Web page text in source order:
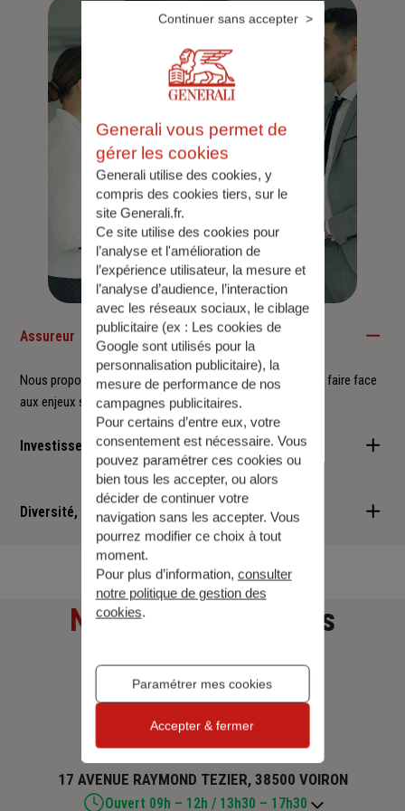
Assureur
Nous proposons à nos clients des solutions durables pour faire face
aux enjeux sociétaux et environnementaux.
Investisseur responsable
Nous sommes convaincus qu'il est possible d'allier performance
financière et retombées positives : cette vision est au cœur des
services que nous vous proposons.
Diversité, Equité, Inclusion
Nous faisons de la diversité, de l'équité et de l'inclusion un
engagement quotidien.
Notre adresse
et nos
horaires
D. BADIN ET E. HENRY
17 AVENUE RAYMOND TEZIER, 38500 VOIRON
Ouvert 09h – 12h / 13h30 – 17h30
Generali vous permet de
gérer les cookies
Generali utilise des cookies, y
compris des cookies tiers, sur le
site Generali.fr.
Ce site utilise des cookies pour
l’analyse et l'amélioration de
l’expérience utilisateur, la mesure et
l’analyse d’audience, l’interaction
avec les réseaux sociaux, le ciblage
publicitaire (ex : Les cookies de
Google sont utilisés pour la
personnalisation publicitaire), la
mesure de performance de nos
campagnes publicitaires.
Pour certains d’entre eux, votre
consentement est nécessaire. Vous
pouvez paramétrer ces cookies ou
bien tous les accepter, ou alors
décider de continuer votre
navigation sans les accepter. Vous
pourrez modifier ce choix à tout
moment.
Pour plus d’information, consulter
notre politique de gestion des
cookies.
Paramétrer mes cookies
Continuer sans accepter
Accepter & fermer